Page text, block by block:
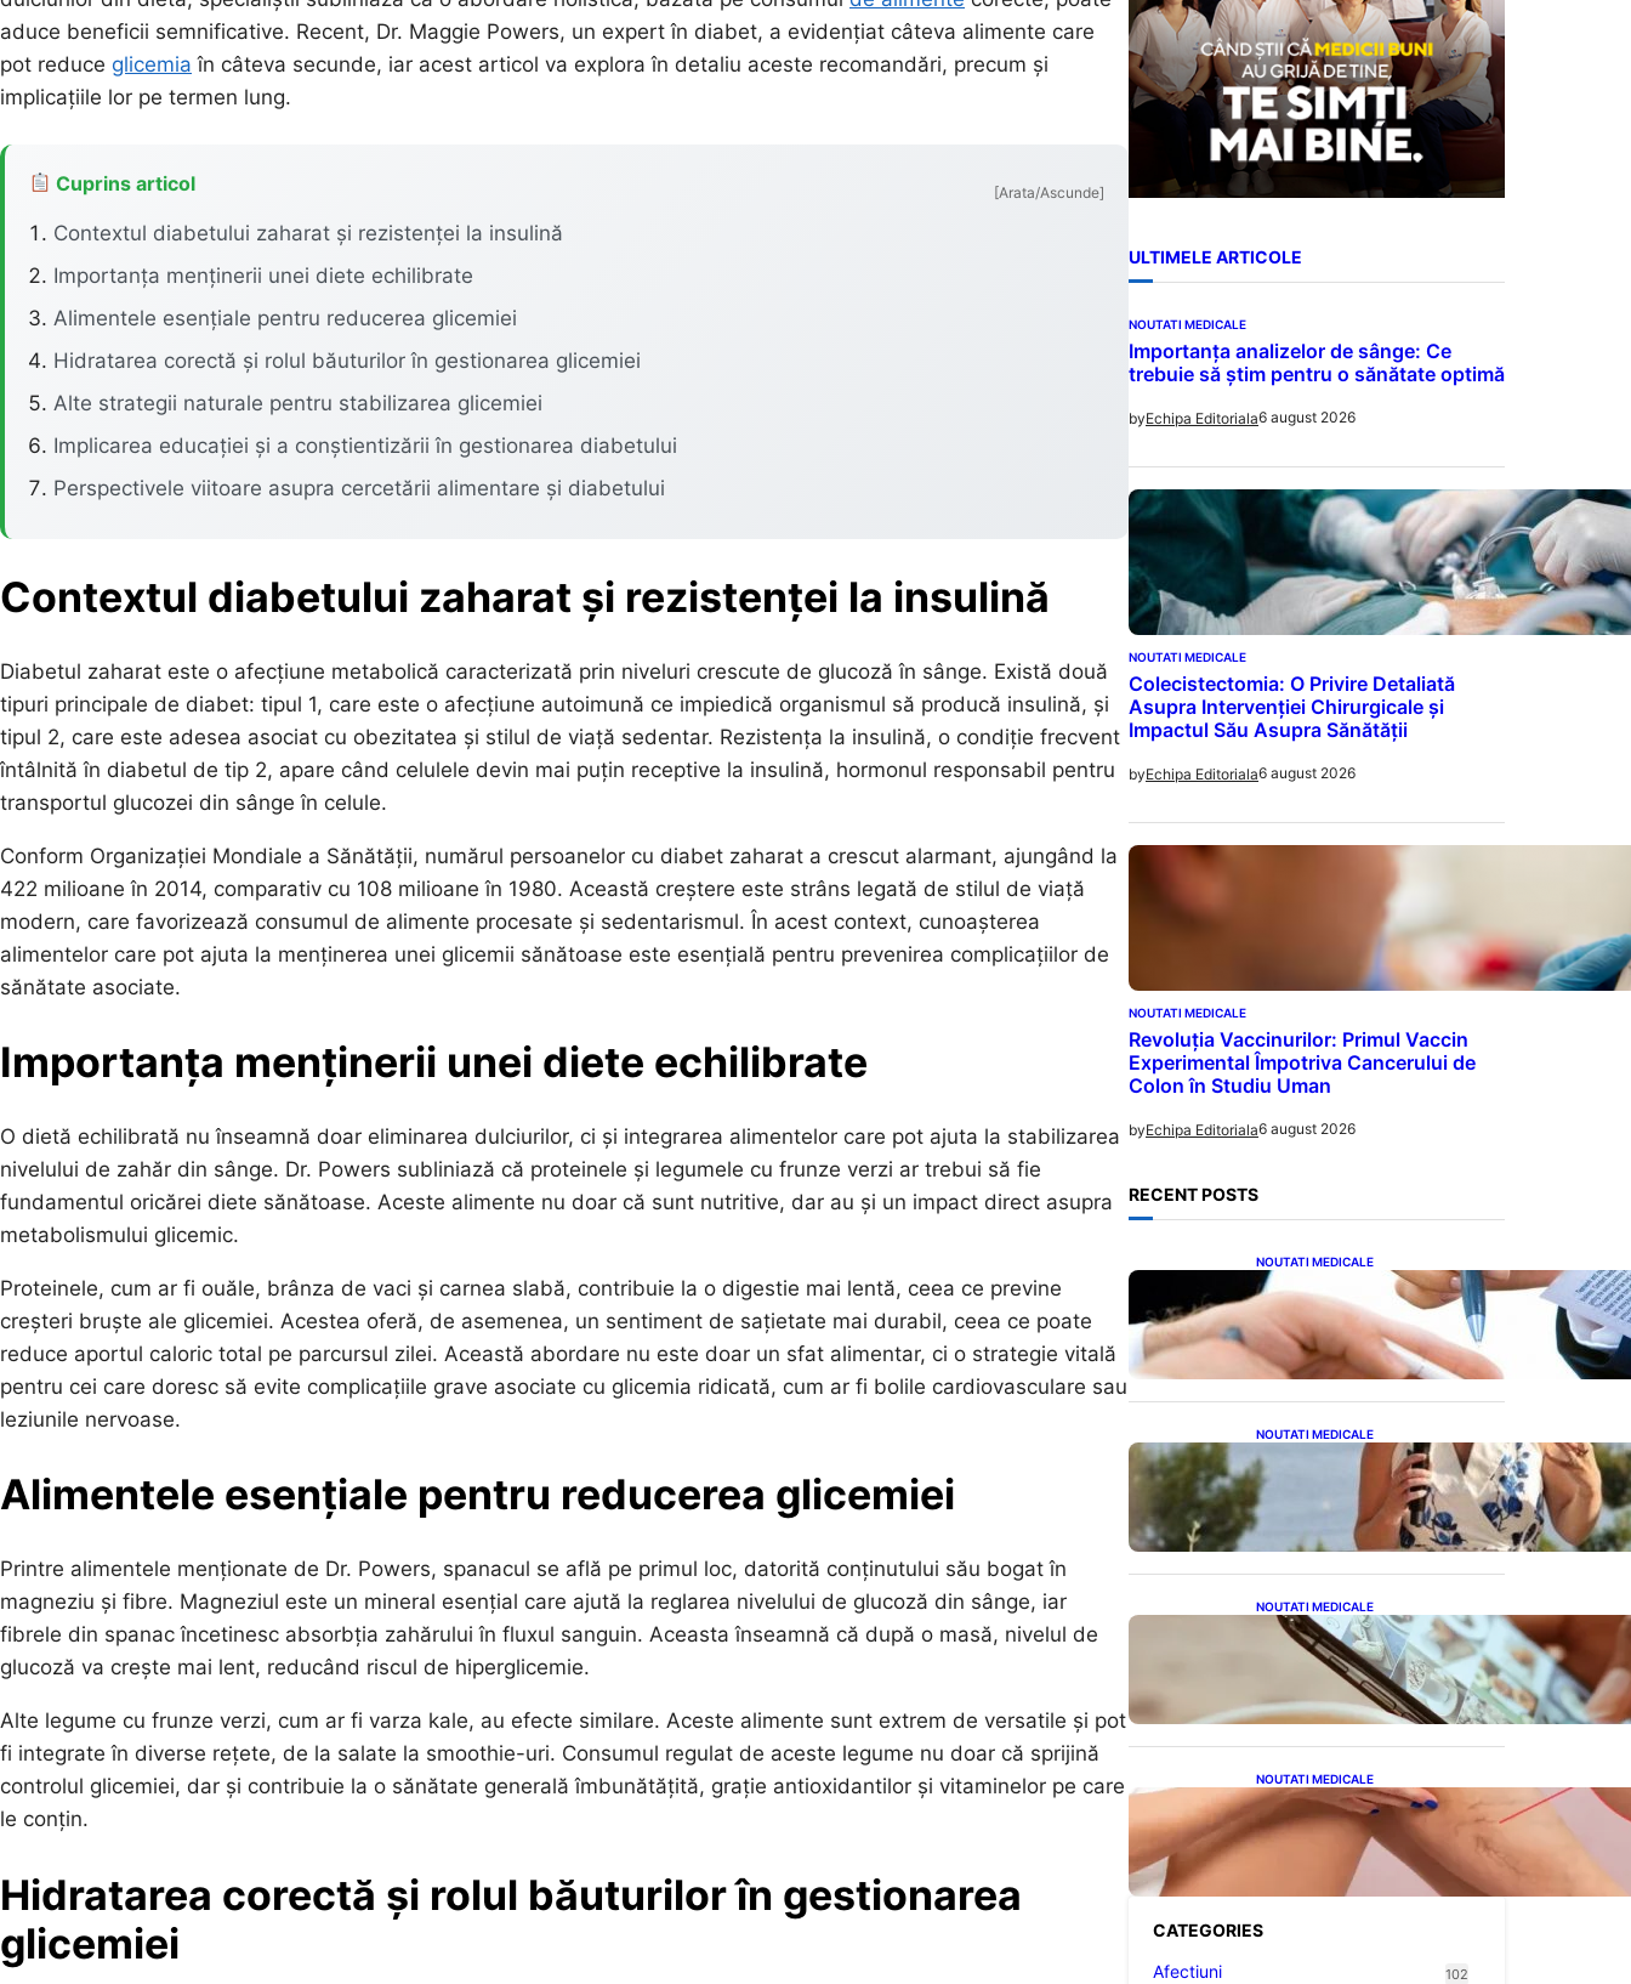
aduce beneficii semnificative. Recent, Dr. Maggie Powers, un expert în diabet, a evidențiat câteva alimente care
pot reduce glicemia în câteva secunde, iar acest articol va explora în detaliu aceste recomandări, precum și
implicațiile lor pe termen lung.
Cuprins articol [Arata/Ascunde]
Contextul diabetului zaharat și rezistenței la insulină
Importanța menținerii unei diete echilibrate
Alimentele esențiale pentru reducerea glicemiei
Hidratarea corectă și rolul băuturilor în gestionarea glicemiei
Alte strategii naturale pentru stabilizarea glicemiei
Implicarea educației și a conștientizării în gestionarea diabetului
Perspectivele viitoare asupra cercetării alimentare și diabetului
Contextul diabetului zaharat și rezistenței la insulină
Diabetul zaharat este o afecțiune metabolică caracterizată prin niveluri crescute de glucoză în sânge. Există două
tipuri principale de diabet: tipul 1, care este o afecțiune autoimună ce impiedică organismul să producă insulină, și
tipul 2, care este adesea asociat cu obezitatea și stilul de viață sedentar. Rezistența la insulină, o condiție frecvent
întâlnită în diabetul de tip 2, apare când celulele devin mai puțin receptive la insulină, hormonul responsabil pentru
transportul glucozei din sânge în celule.
Conform Organizației Mondiale a Sănătății, numărul persoanelor cu diabet zaharat a crescut alarmant, ajungând la
422 milioane în 2014, comparativ cu 108 milioane în 1980. Această creștere este strâns legată de stilul de viață
modern, care favorizează consumul de alimente procesate și sedentarismul. În acest context, cunoașterea
alimentelor care pot ajuta la menținerea unei glicemii sănătoase este esențială pentru prevenirea complicațiilor de
sănătate asociate.
Importanța menținerii unei diete echilibrate
O dietă echilibrată nu înseamnă doar eliminarea dulciurilor, ci și integrarea alimentelor care pot ajuta la stabilizarea
nivelului de zahăr din sânge. Dr. Powers subliniază că proteinele și legumele cu frunze verzi ar trebui să fie
fundamentul oricărei diete sănătoase. Aceste alimente nu doar că sunt nutritive, dar au și un impact direct asupra
metabolismului glicemic.
Proteinele, cum ar fi ouăle, brânza de vaci și carnea slabă, contribuie la o digestie mai lentă, ceea ce previne
creșteri bruște ale glicemiei. Acestea oferă, de asemenea, un sentiment de sațietate mai durabil, ceea ce poate
reduce aportul caloric total pe parcursul zilei. Această abordare nu este doar un sfat alimentar, ci o strategie vitală
pentru cei care doresc să evite complicațiile grave asociate cu glicemia ridicată, cum ar fi bolile cardiovasculare sau
leziunile nervoase.
Alimentele esențiale pentru reducerea glicemiei
Printre alimentele menționate de Dr. Powers, spanacul se află pe primul loc, datorită conținutului său bogat în
magneziu și fibre. Magneziul este un mineral esențial care ajută la reglarea nivelului de glucoză din sânge, iar
fibrele din spanac încetinesc absorbția zahărului în fluxul sanguin. Aceasta înseamnă că după o masă, nivelul de
glucoză va crește mai lent, reducând riscul de hiperglicemie.
Alte legume cu frunze verzi, cum ar fi varza kale, au efecte similare. Aceste alimente sunt extrem de versatile și pot
fi integrate în diverse rețete, de la salate la smoothie-uri. Consumul regulat de aceste legume nu doar că sprijină
controlul glicemiei, dar și contribuie la o sănătate generală îmbunătățită, grație antioxidantilor și vitaminelor pe care
le conțin.
Hidratarea corectă și rolul băuturilor în gestionarea
glicemiei
ULTIMELE ARTICOLE
NOUTATI MEDICALE
Importanța analizelor de sânge: Ce
trebuie să știm pentru o sănătate optimă
byEchipa Editoriala6 august 2026
NOUTATI MEDICALE
Colecistectomia: O Privire Detaliată
Asupra Intervenției Chirurgicale și
Impactul Său Asupra Sănătății
byEchipa Editoriala6 august 2026
NOUTATI MEDICALE
Revoluția Vaccinurilor: Primul Vaccin
Experimental Împotriva Cancerului de
Colon în Studiu Uman
byEchipa Editoriala6 august 2026
RECENT POSTS
NOUTATI MEDICALE
Acordul României cu Banca
Mondială: O Analiză
Detaliată a Împrumutului și
Condițiilor Impuse
NOUTATI MEDICALE
Nașterea prințesei Eugenie
la Lisabona: O alegere plină
de semnificație pentru
familia regală britanică
NOUTATI MEDICALE
Revoluția Bateriilor pentru
Telefoane: Avantaje,
Provocări și Viitorul
Tehnologiei Energetice
NOUTATI MEDICALE
Varicele și Umflarea
Picioarelor pe Caniculă:
Înțelegerea Simptomelor și
Măsurilor de Prevenție
CATEGORIES
Afectiuni
102